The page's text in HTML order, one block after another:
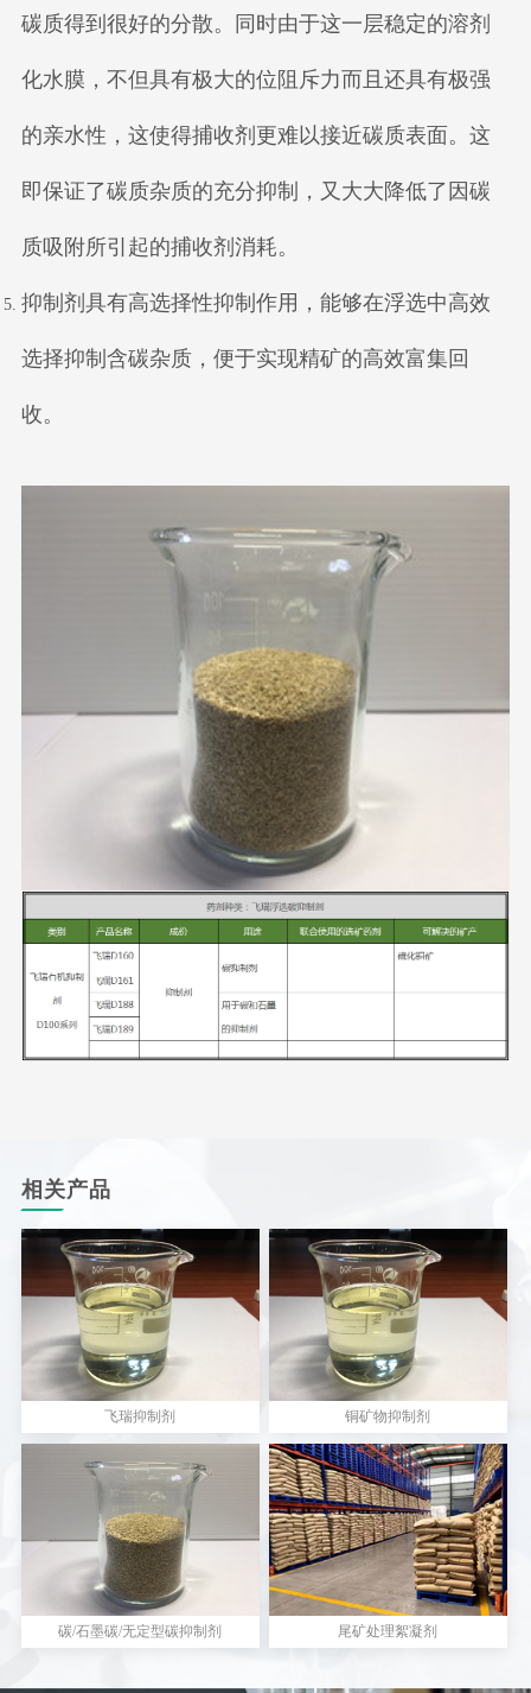
碳质得到很好的分散。同时由于这一层稳定的溶剂
化水膜，不但具有极大的位阻斥力而且还具有极强
的亲水性，这使得捕收剂更难以接近碳质表面。这
即保证了碳质杂质的充分抑制，又大大降低了因碳
质吸附所引起的捕收剂消耗。
抑制剂具有高选择性抑制作用，能够在浮选中高效
选择抑制含碳杂质，便于实现精矿的高效富集回
收。
相关产品
飞瑞抑制剂 铜矿物抑制剂
碳/石墨碳/无定型碳抑制剂 尾矿处理絮凝剂